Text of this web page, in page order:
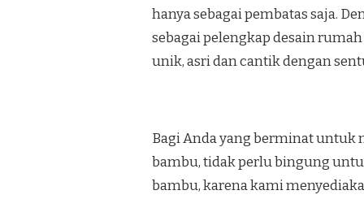
hanya sebagai pembatas saja.
sebagai pelengkap desain
unik, asri dan cantik dengan
Bagi Anda yang berminat untuk
bambu, tidak perlu bingung
bambu, karena kami